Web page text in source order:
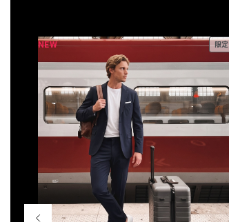
NEW 限定